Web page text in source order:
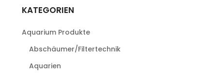
auf.
Optionen
können
der
KATEGORIEN
Aquarium Produkte
Abschäumer/Filtertechnik
Aquarien